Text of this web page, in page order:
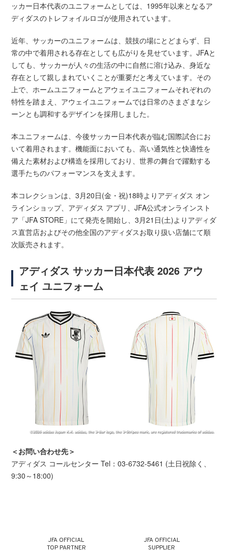
ッカー日本代表のユニフォームとしては、1995年以来となるア
ディダスのトレフォイルロゴが使用されています。
近年、サッカーのユニフォームは、競技の場にとどまらず、日
常の中で着用される存在としても広がりを見せています。JFAと
しても、サッカーが人々の生活の中に自然に溶け込み、身近な
存在として親しまれていくことが重要だと考えています。その
上で、ホームユニフォームとアウェイユニフォームそれぞれの
特性を踏まえ、アウェイユニフォームでは日常のさまざまなシ
ーンとも調和するデザインを採用しました。
本ユニフォームは、今後サッカー日本代表が臨む国際試合にお
いて着用されます。機能面においても、高い通気性と快適性を
備えた素材および構造を採用しており、世界の舞台で躍動する
選手たちのパフォーマンスを支えます。
本コレクションは、3月20日(金・祝)18時よりアディダス オン
ラインショップ、アディダス アプリ、JFA公式オンラインスト
ア「JFA STORE」にて発売を開始し、3月21日(土)よりアディダ
ス直営店およびその他全国のアディダスお取り扱い店舗にて順
次販売されます。
アディダス サッカー日本代表 2026 アウ
ェイ ユニフォーム
＜お問い合わせ先＞
アディダス コールセンター Tel：03-6732-5461 (土日祝除く、
9:30～18:00)
JFA OFFICIAL
TOP PARTNER
JFA OFFICIAL
SUPPLIER